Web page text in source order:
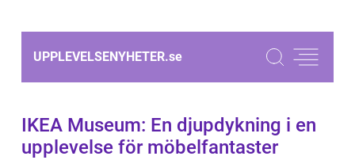
UPPLEVELSENYHETER.se
IKEA Museum: En djupdykning i en
upplevelse för möbelfantaster